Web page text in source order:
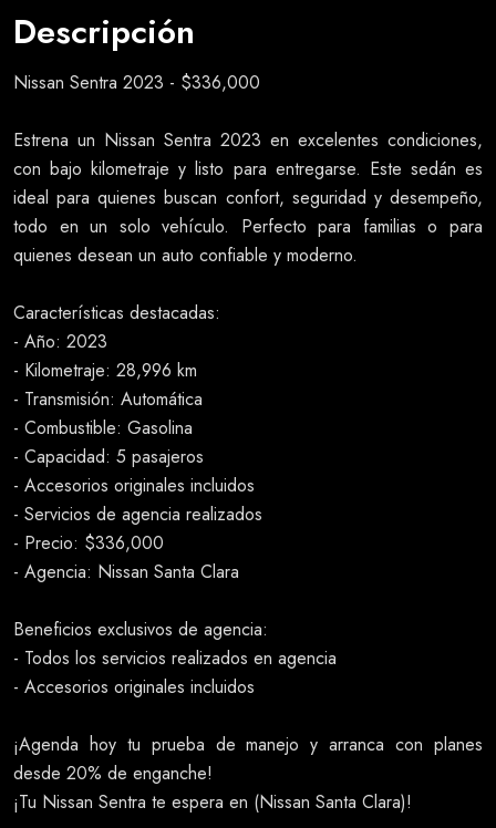
Descripción
Nissan Sentra 2023 - $336,000
Estrena un Nissan Sentra 2023 en excelentes condiciones,
con bajo kilometraje y listo para entregarse. Este sedán es
ideal para quienes buscan confort, seguridad y desempeño,
todo en un solo vehículo. Perfecto para familias o para
quienes desean un auto confiable y moderno.
Características destacadas:
- Año: 2023
- Kilometraje: 28,996 km
- Transmisión: Automática
- Combustible: Gasolina
- Capacidad: 5 pasajeros
- Accesorios originales incluidos
- Servicios de agencia realizados
- Precio: $336,000
- Agencia: Nissan Santa Clara
Beneficios exclusivos de agencia:
- Todos los servicios realizados en agencia
- Accesorios originales incluidos
¡Agenda hoy tu prueba de manejo y arranca con planes
desde 20% de enganche!
¡Tu Nissan Sentra te espera en (Nissan Santa Clara)!